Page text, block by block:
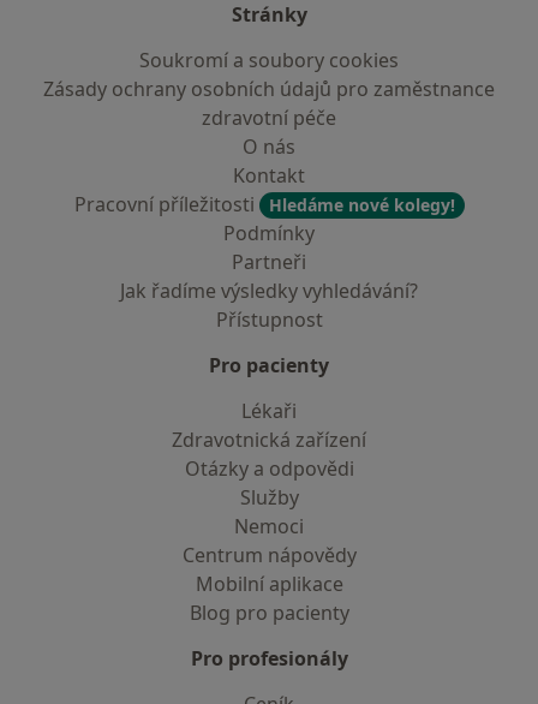
Stránky
Soukromí a soubory cookies
Zásady ochrany osobních údajů pro zaměstnance
zdravotní péče
O nás
Kontakt
Pracovní příležitosti
Hledáme nové kolegy!
Podmínky
Partneři
Jak řadíme výsledky vyhledávání?
Přístupnost
Pro pacienty
Lékaři
Zdravotnická zařízení
Otázky a odpovědi
Služby
Nemoci
Centrum nápovědy
Mobilní aplikace
Blog pro pacienty
Pro profesionály